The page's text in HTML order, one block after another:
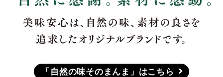
「自然の味そのまんま」はこちら